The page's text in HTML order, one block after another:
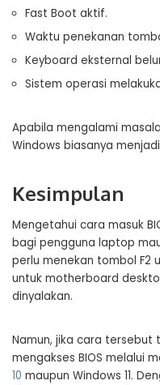
Fast Boot aktif.
Waktu penekanan
Keyboard eksternal
Sistem operasi
Apabila mengalami
Windows biasanya
Kesimpulan
Mengetahui cara masuk
bagi pengguna laptop
perlu menekan tombol F2
untuk motherboard
dinyalakan.
Namun, jika cara tersebut
mengakses BIOS melalui
10 maupun Windows 11.